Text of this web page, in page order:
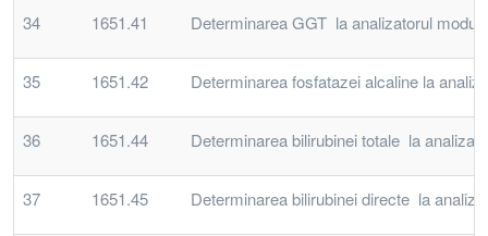
34 1651.41 Determinarea GGT la analizatorul
35 1651.42 Determinarea fosfatazei alcaline la
36 1651.44 Determinarea bilirubinei totale la
37 1651.45 Determinarea bilirubinei directe la